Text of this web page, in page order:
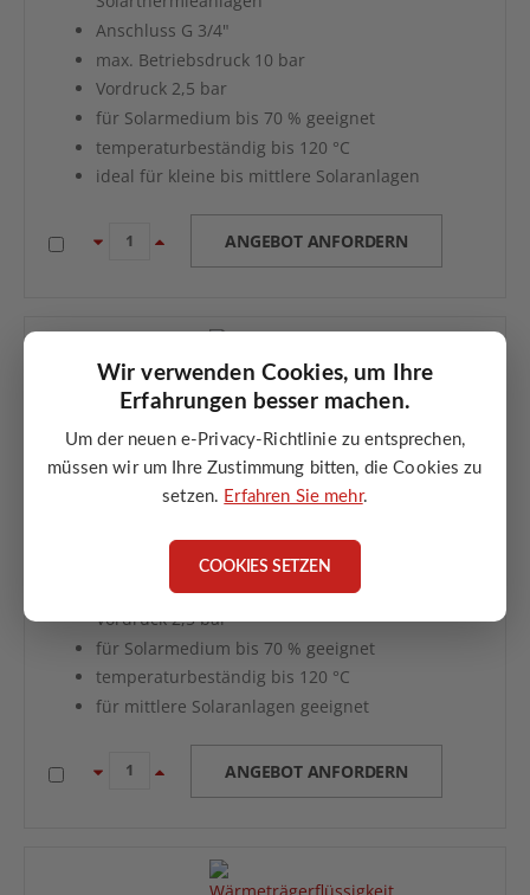
Wir verwenden Cookies, um Ihre
Erfahrungen besser machen.
Um der neuen e-Privacy-Richtlinie zu entsprechen,
müssen wir um Ihre Zustimmung bitten, die Cookies zu
setzen. Erfahren Sie mehr.
COOKIES SETZEN
Anschluss G 3/4"
max. Betriebsdruck 10 bar
Vordruck 2,5 bar
für Solarmedium bis 70 % geeignet
temperaturbeständig bis 120 °C
ideal für kleine bis mittlere Solaranlagen
ANGEBOT ANFORDERN
Solarausdehnungsgefäß 35 Liter ZILFLEX SOLAR PLUS
35 Liter Ausdehnungsgefäß für
Anschluss G 3/4"
max. Betriebsdruck 10 bar
Vordruck 2,5 bar
für Solarmedium bis 70 % geeignet
temperaturbeständig bis 120 °C
für mittlere Solaranlagen geeignet
ANGEBOT ANFORDERN